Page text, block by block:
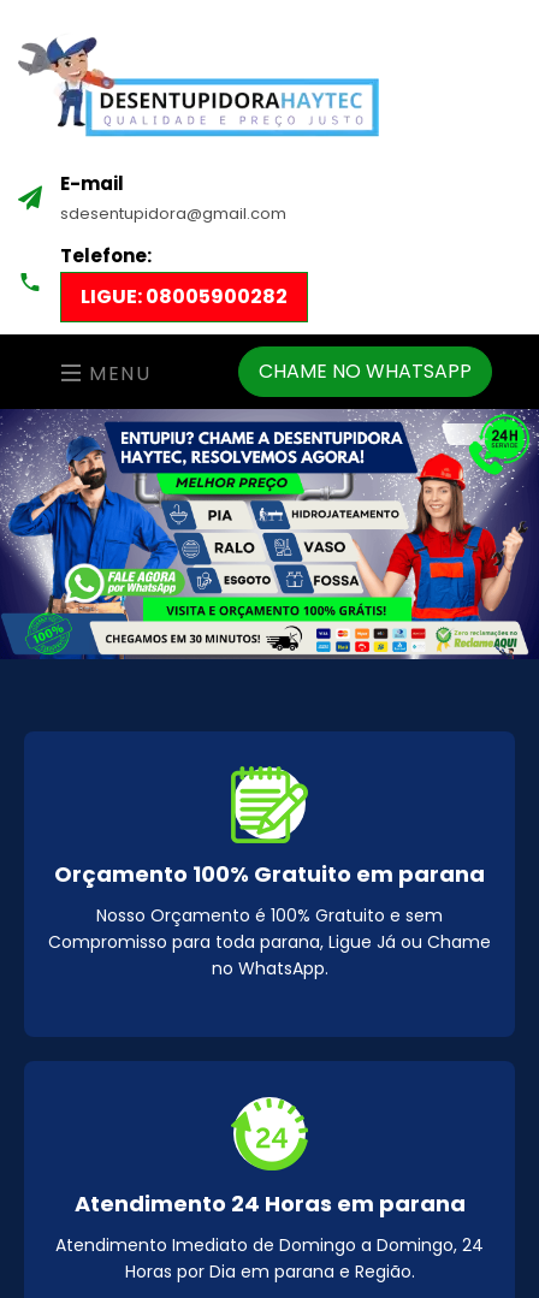
E-mail
sdesentupidora@gmail.com
Telefone:
LIGUE: 08005900282
MENU CHAME NO WHATSAPP
Orçamento 100% Gratuito em parana
Nosso Orçamento é 100% Gratuito e sem
Compromisso para toda parana, Ligue Já ou Chame
no WhatsApp.
Atendimento 24 Horas em parana
Atendimento Imediato de Domingo a Domingo, 24
Horas por Dia em parana e Região.